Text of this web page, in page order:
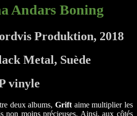
Andars Boning
Produktion, 2018
Metal, Suède
vinyle
deux albums, Grift aime multiplier les
non moins précieuses. Ainsi, aux côtés